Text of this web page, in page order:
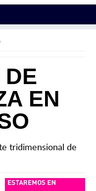
DE
EN
tridimensional de